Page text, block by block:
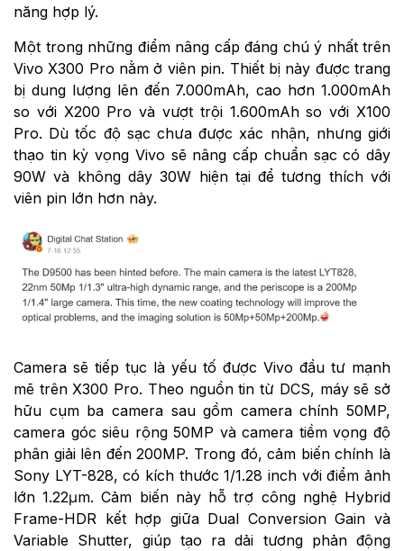
năng hợp lý.
Một trong những điểm nâng cấp đáng chú ý nhất trên
Vivo X300 Pro nằm ở viên pin. Thiết bị này được trang
bị dung lượng lên đến 7.000mAh, cao hơn 1.000mAh
so với X200 Pro và vượt trội 1.600mAh so với X100
Pro. Dù tốc độ sạc chưa được xác nhận, nhưng giới
thạo tin kỳ vọng Vivo sẽ nâng cấp chuẩn sạc có dây
90W và không dây 30W hiện tại để tương thích với
viên pin lớn hơn này.
Camera sẽ tiếp tục là yếu tố được Vivo đầu tư mạnh
mẽ trên X300 Pro. Theo nguồn tin từ DCS, máy sẽ sở
hữu cụm ba camera sau gồm camera chính 50MP,
camera góc siêu rộng 50MP và camera tiềm vọng độ
phân giải lên đến 200MP. Trong đó, cảm biến chính là
Sony LYT-828, có kích thước 1/1.28 inch với điểm ảnh
lớn 1.22μm. Cảm biến này hỗ trợ công nghệ Hybrid
Frame-HDR kết hợp giữa Dual Conversion Gain và
Variable Shutter, giúp tạo ra dải tương phản động